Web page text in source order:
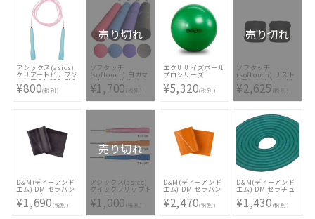
アシックス(asics)
クリアートビナワジ
ュニア 91-230-700
¥800(税別)
売り切れ
ソフタッチ
(softouch) ヨガマ
ット エクササイズ
マット(厚さ6mm)
SO-MAT69
¥1,700(税別)
エクササイズボール
プロシリーズ
¥5,320(税別)
売り切れ
ソフタッチ
(softouch) リスト
&アンクルウエイト
(2.0kg×2個入) SO-
WA20S
¥2,625 (税別)
D&M(ディーアンド
エム) DM セラバン
ド ワンカットサイ
ズ(2m) TBB5
¥1,690(税別)
売り切れ
アシックス(asics)
クイックフリップト
ビナワ 91-120
¥1,000(税別)
D&M(ディーアンド
エム) DM セラバン
ド ワンカットサイ
ズ(2m) TBB7
¥2,470(税別)
D&M(ディーアンド
エム) DM セラチュ
ーブ ワンカットサ
イズ 3m TTB13
¥1,430(税別)